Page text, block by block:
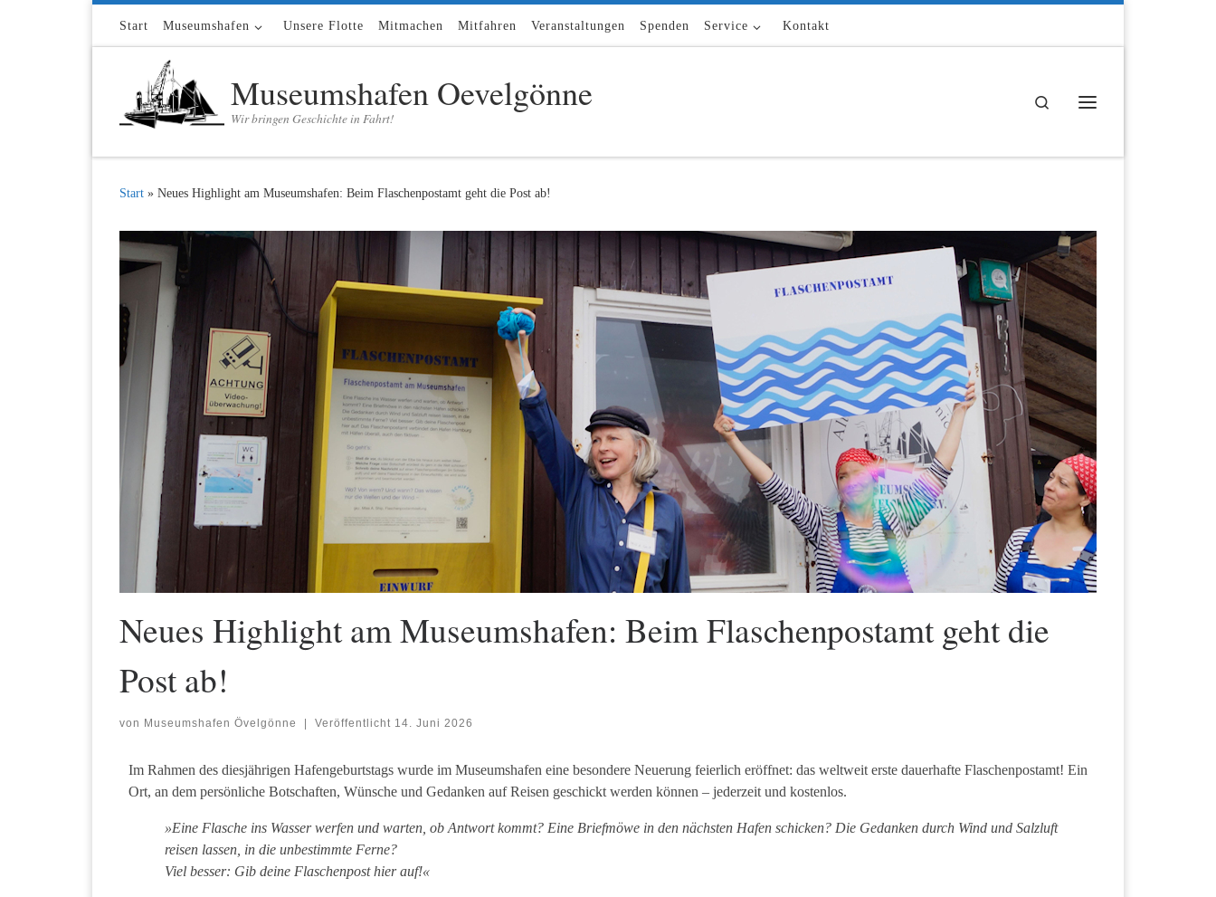
Zum Inhalt springen
Start Museumshafen Unsere Flotte Mitmachen Mitfahren Veranstaltungen Spenden Service Kontakt
Museumshafen Oevelgönne
Wir bringen Geschichte in Fahrt!
Search
Start » Neues Highlight am Museumshafen: Beim Flaschenpostamt geht die Post ab!
Neues Highlight am Museumshafen: Beim Flaschenpostamt geht die
Post ab!
von Museumshafen Övelgönne Veröffentlicht 14. Juni 2026
Im Rahmen des diesjährigen Hafengeburtstags wurde im Museumshafen eine besondere Neuerung feierlich eröffnet: das weltweit erste dauerhafte Flaschenpostamt! Ein
Ort, an dem persönliche Botschaften, Wünsche und Gedanken auf Reisen geschickt werden können – jederzeit und kostenlos.
»Eine Flasche ins Wasser werfen und warten, ob Antwort kommt? Eine Briefmöwe in den nächsten Hafen schicken? Die Gedanken durch Wind und Salzluft
reisen lassen, in die unbestimmte Ferne?
Viel besser: Gib deine Flaschenpost hier auf!«